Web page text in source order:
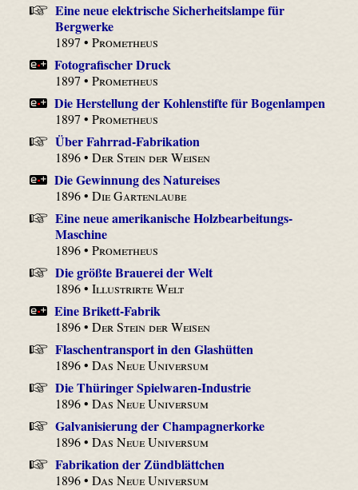
Eine neue elektrische Sicherheitslampe für
Bergwerke
1897 •Prometheus
Fotografischer Druck
1897 •Prometheus
Die Herstellung der Kohlenstifte für Bogenlampen
1897 •Prometheus
Über Fahrrad-Fabrikation
1896 •Der Stein der Weisen
Die Gewinnung des Natureises
1896 •Die Gartenlaube
Eine neue amerikanische Holzbearbeitungs-
Maschine
1896 •Prometheus
Die größte Brauerei der Welt
1896 •Illustrirte Welt
Eine Brikett-Fabrik
1896 •Der Stein der Weisen
Flaschentransport in den Glashütten
1896 •Das Neue Universum
Die Thüringer Spielwaren-Industrie
1896 •Das Neue Universum
Galvanisierung der Champagnerkorke
1896 •Das Neue Universum
Fabrikation der Zündblättchen
1896 •Das Neue Universum